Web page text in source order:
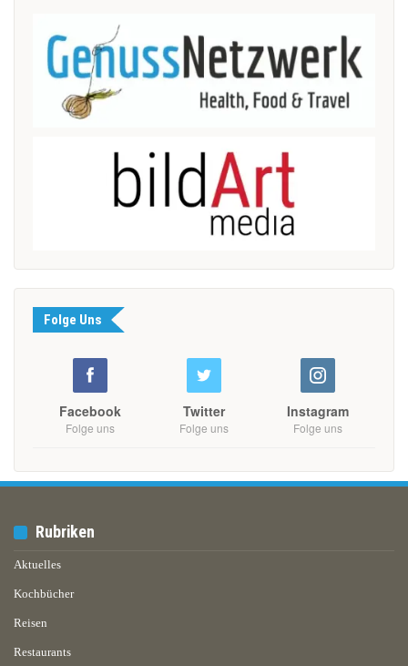
Folge Uns
Facebook
Folge uns
Twitter
Folge uns
Instagram
Folge uns
Rubriken
Aktuelles
Kochbücher
Reisen
Restaurants